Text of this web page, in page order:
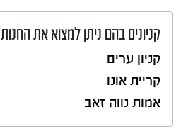
קניונים בהם ניתן למצוא את החנות
קניון ערים
קריית אונו
אמות נווה זאב